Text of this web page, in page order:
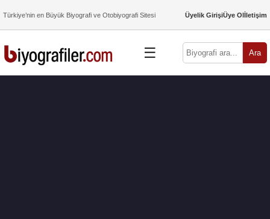
Türkiye’nin en Büyük Biyografi ve Otobiyografi Sitesi Üyelik GirişiÜye Olİletişim
☰ Ara